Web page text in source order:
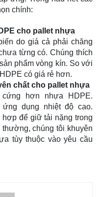
chính:
cho pallet nhựa
do giá cả phải chăng
từng có. Chúng thích
phẩm vòng kín. So với
có giá rẻ hơn.
chất cho pallet nhựa
hơn nhựa HDPE.
dụng nhiệt độ cao.
để giữ tải nặng trong
chúng tôi khuyên
tùy thuộc vào yêu cầu